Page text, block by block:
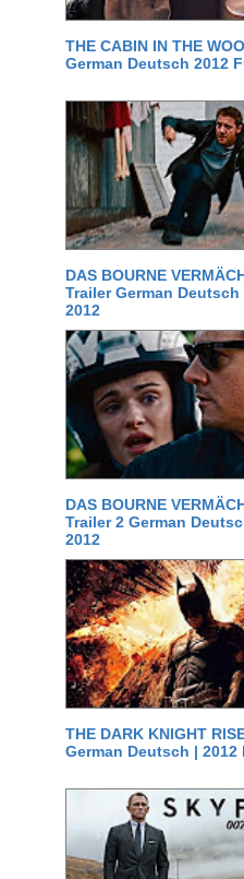
THE CABIN IN THE
German Deutsch 2012
DAS BOURNE
Trailer German Deutsch
2012
DAS BOURNE
Trailer 2 German
2012
THE DARK KNIGHT
German Deutsch | 2012